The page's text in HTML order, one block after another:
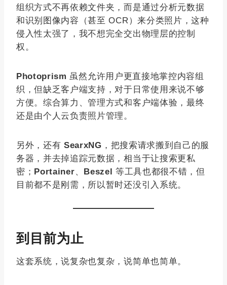
组织方式不再依赖文件夹，而是通过分析元数据
和识别图像内容（甚至 OCR）来分类照片，这种
侵入性太强了，我不想完全交出物理层的控制
权。
Photoprism 虽然允许用户更直接地掌控内容组
织，但缺乏客户端支持，对于日常使用来说不够
方便。综合算力、管理方式和客户端体验，最终
还是由个人云负责照片管理。
另外，还有SearxNG ，把搜索请求搬到自己的服
务器，并去掉追踪元数据，相当于让搜索更私
密； Portainer、 Beszel 等工具也都很不错，但
目前都不是刚需，所以暂时还没引入系统。
到目前为止
这套系统，说复杂也复杂，说简单也简单。